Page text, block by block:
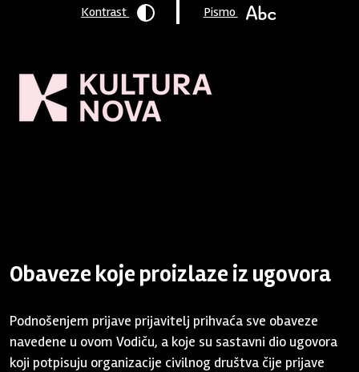
Obaveze koje proizlaze iz ugovora
Podnošenjem prijave prijavitelj prihvaća sve obaveze
navedene u ovom Vodiču, a koje su sastavni dio ugovora
koji potpisuju organizacije civilnog društva čije prijave
Kontrast Pismo